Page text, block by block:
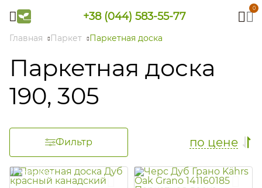
+38 (044) 583-55-77
0
Главная Паркет Паркетная доска
Паркетная доска
190, 305
по цене
Фильтр